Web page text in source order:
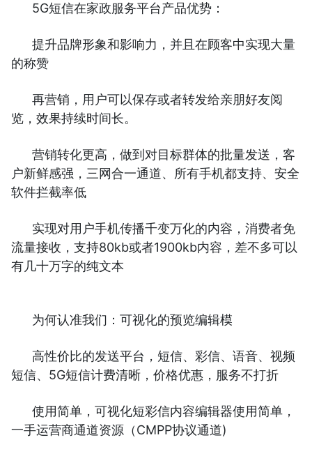
5G短信在家政服务平台产品优势：
提升品牌形象和影响力，并且在顾客中实现大量
的称赞
再营销，用户可以保存或者转发给亲朋好友阅
览，效果持续时间长。
营销转化更高，做到对目标群体的批量发送，客
户新鲜感强，三网合一通道、所有手机都支持、安全
软件拦截率低
实现对用户手机传播千变万化的内容，消费者免
流量接收，支持80kb或者1900kb内容，差不多可以
有几十万字的纯文本
为何认准我们：可视化的预览编辑模
高性价比的发送平台，短信、彩信、语音、视频
短信、5G短信计费清晰，价格优惠，服务不打折
使用简单，可视化短彩信内容编辑器使用简单，
一手运营商通道资源（CMPP协议通道)